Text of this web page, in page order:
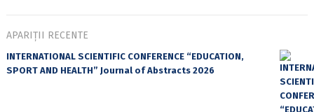
APARIȚII RECENTE
INTERNATIONAL SCIENTIFIC CONFERENCE “EDUCATION,
SPORT AND HEALTH” Journal of Abstracts 2026